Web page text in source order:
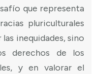
que representa
pluriculturales
inequidades, sino
derechos de los
y en valorar el